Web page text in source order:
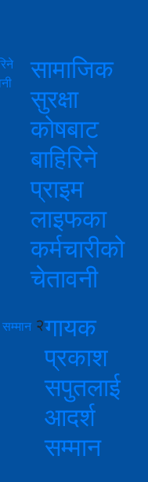
सामाजिक
सुरक्षा
कोषबाट
बाहिरिने
प्राइम
लाइफका
कर्मचारीको
चेतावनी
२गायक
प्रकाश
सपुतलाई
आदर्श
सम्मान